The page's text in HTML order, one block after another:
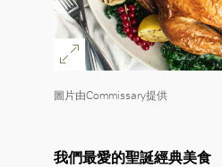
圖片由Commissary提供
我們最愛的聖誕經典美食